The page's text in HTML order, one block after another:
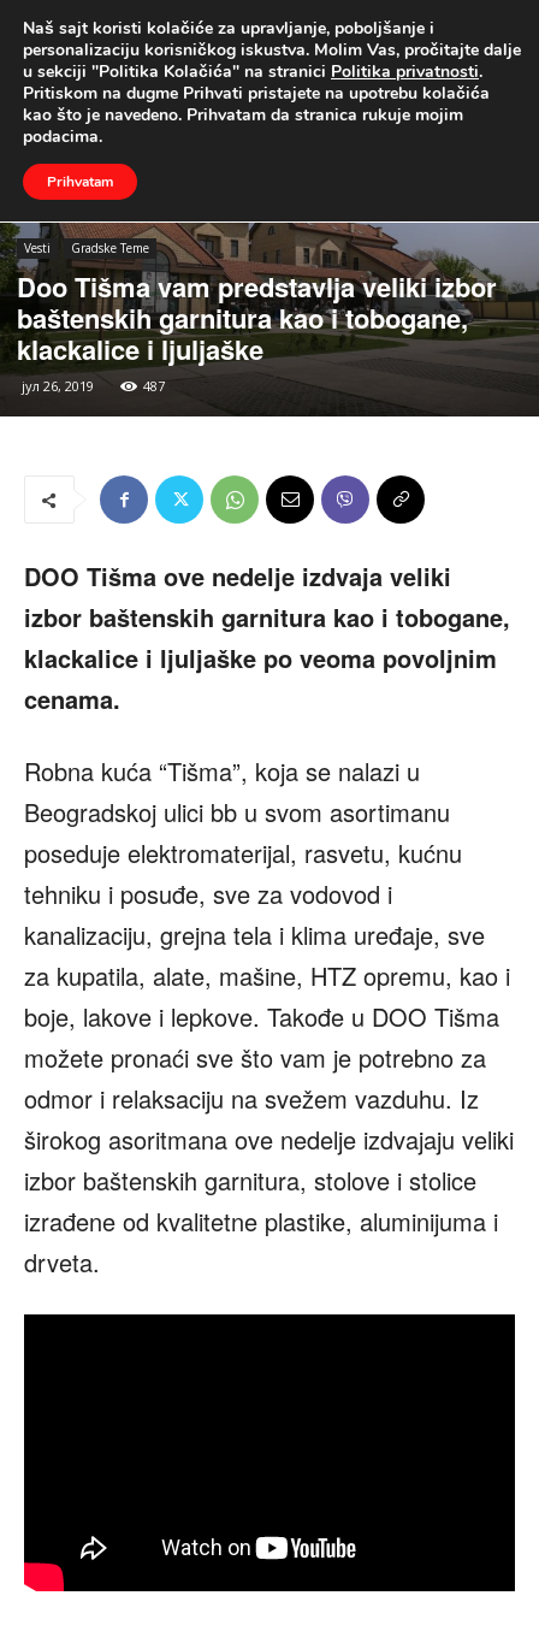
UŽIVO
Naslovna Vesti Gradske Teme
Vesti Gradske Teme
Doo Tišma vam predstavlja veliki izbor
baštenskih garnitura kao i tobogane,
klackalice i ljuljaške
јул 26, 2019 487
DOO Tišma ove nedelje izdvaja veliki
izbor baštenskih garnitura kao i tobogane,
klackalice i ljuljaške po veoma povoljnim
cenama.
Robna kuća “Tišma”, koja se nalazi u
Beogradskoj ulici bb u svom asortimanu
poseduje elektromaterijal, rasvetu, kućnu
tehniku i posuđe, sve za vodovod i
kanalizaciju, grejna tela i klima uređaje, sve
za kupatila, alate, mašine, HTZ opremu, kao i
boje, lakove i lepkove. Takođe u DOO Tišma
možete pronaći sve što vam je potrebno za
odmor i relaksaciju na svežem vazduhu. Iz
širokog asoritmana ove nedelje izdvajaju veliki
izbor baštenskih garnitura, stolove i stolice
izrađene od kvalitetne plastike, aluminijuma i
drveta.
Naš sajt koristi kolačiće za upravljanje, poboljšanje i
personalizaciju korisničkog iskustva. Molim Vas, pročitajte dalje
u sekciji "Politika Kolačića" na stranici Politika privatnosti.
Pritiskom na dugme Prihvati pristajete na upotrebu kolačića
kao što je navedeno. Prihvatam da stranica rukuje mojim
podacima.
Prihvatam